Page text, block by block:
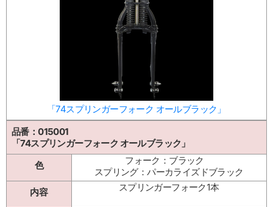
「74スプリンガーフォーク オールブラック」
品番：015001
「74スプリンガーフォーク オールブラック」
色
フォーク：ブラック
スプリング：パーカライズドブラック
内容
スプリンガーフォーク1本